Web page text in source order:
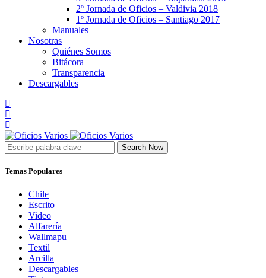
2º Jornada de Oficios – Valdivia 2018
1º Jornada de Oficios – Santiago 2017
Manuales
Nosotras
Quiénes Somos
Bitácora
Transparencia
Descargables
Search Now
Temas Populares
Chile
Escrito
Video
Alfarería
Wallmapu
Textil
Arcilla
Descargables